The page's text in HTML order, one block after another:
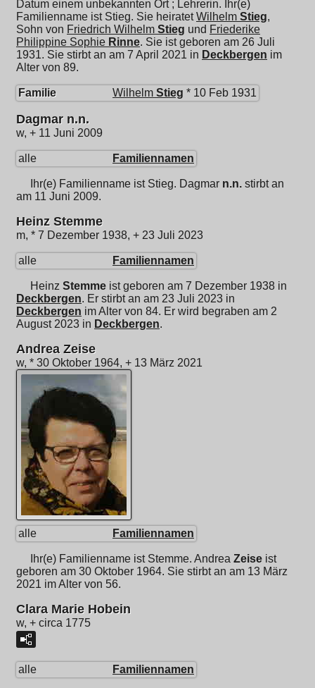
Datum einem unbekannten Ort ; Lehrerin. Ihr(e)
Familienname ist Stieg. Sie heiratetWilhelm Stieg,
Sohn von Friedrich Wilhelm Stieg und Friederike
Philippine Sophie Rinne. Sie ist geboren am 26 Juli
1931. Sie stirbt an am 7 April 2021 in Deckbergen im
Alter von 89.
Familie Wilhelm Stieg * 10 Feb 1931
Dagmar n.n.
w, + 11 Juni 2009
alle Familiennamen
Ihr(e) Familienname ist Stieg. Dagmar n.n. stirbt an
am 11 Juni 2009.
Heinz Stemme
m, * 7 Dezember 1938, + 23 Juli 2023
alle Familiennamen
Heinz Stemme ist geboren am 7 Dezember 1938 in
Deckbergen. Er stirbt an am 23 Juli 2023 in
Deckbergen im Alter von 84. Er wird begraben am 2
August 2023 in Deckbergen.
Andrea Zeise
w, * 30 Oktober 1964, + 13 März 2021
alle Familiennamen
Ihr(e) Familienname ist Stemme. Andrea Zeise ist
geboren am 30 Oktober 1964. Sie stirbt an am 13 März
2021 im Alter von 56.
Clara Marie Hobein
w, + circa 1775
alle Familiennamen